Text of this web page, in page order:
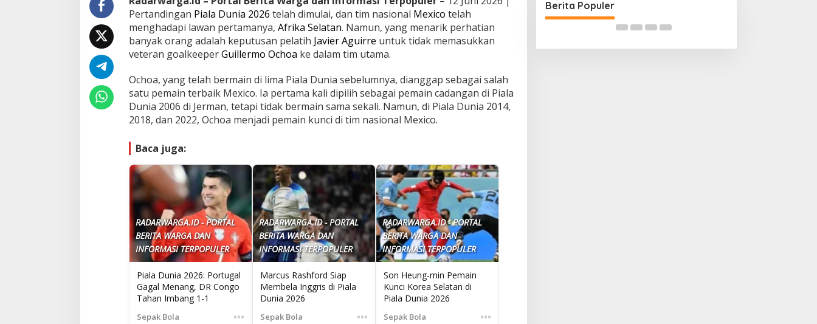
Pertandingan Piala Dunia 2026 telah dimulai, dan tim nasional Mexico telah
menghadapi lawan pertamanya, Afrika Selatan. Namun, yang menarik perhatian
banyak orang adalah keputusan pelatih Javier Aguirre untuk tidak memasukkan
veteran goalkeeperGuillermo Ochoa ke dalam tim utama.
Ochoa, yang telah bermain di lima Piala Dunia sebelumnya, dianggap sebagai salah
satu pemain terbaik Mexico. Ia pertama kali dipilih sebagai pemain cadangan di Piala
Dunia 2006 di Jerman, tetapi tidak bermain sama sekali. Namun, di Piala Dunia 2014,
2018, dan 2022, Ochoa menjadi pemain kunci di tim nasional Mexico.
Baca juga:
RADARWARGA.ID - PORTAL
BERITA WARGA DAN
INFORMASI TERPOPULER
Piala Dunia 2026: Portugal
Gagal Menang, DR Congo
Tahan Imbang 1-1
Sepak Bola •••
RADARWARGA.ID - PORTAL
BERITA WARGA DAN
INFORMASI TERPOPULER
Marcus Rashford Siap
Membela Inggris di Piala
Dunia 2026
Sepak Bola •••
RADARWARGA.ID - PORTAL
BERITA WARGA DAN
INFORMASI TERPOPULER
Son Heung-min Pemain
Kunci Korea Selatan di
Piala Dunia 2026
Sepak Bola •••
Berita Populer
Tahun Vakum